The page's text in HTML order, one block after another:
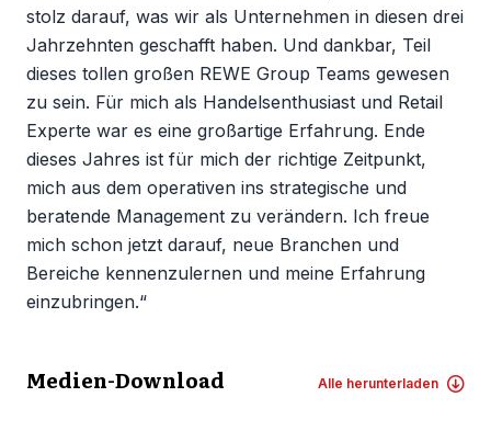
stolz darauf, was wir als Unternehmen in diesen drei
Jahrzehnten geschafft haben. Und dankbar, Teil
dieses tollen großen REWE Group Teams gewesen
zu sein. Für mich als Handelsenthusiast und Retail
Experte war es eine großartige Erfahrung. Ende
dieses Jahres ist für mich der richtige Zeitpunkt,
mich aus dem operativen ins strategische und
beratende Management zu verändern. Ich freue
mich schon jetzt darauf, neue Branchen und
Bereiche kennenzulernen und meine Erfahrung
einzubringen.“
Medien-Download Alle herunterladen